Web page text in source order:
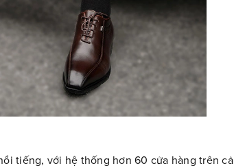
tiếng, với hệ thống hơn 60 cửa hàng trên